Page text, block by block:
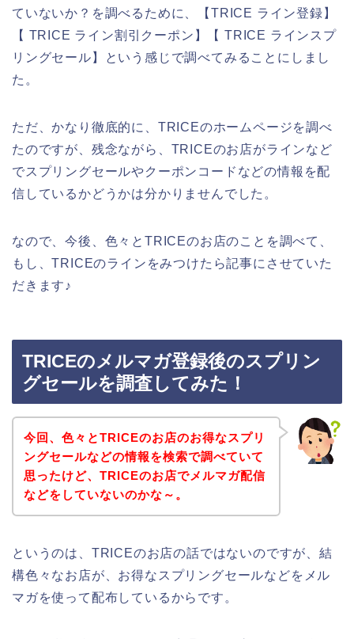
ていないか？を調べるために、【TRICE ライン登録】
【 TRICE ライン割引クーポン】【 TRICE ラインスプ
リングセール】という感じで調べてみることにしまし
た。
ただ、かなり徹底的に、TRICEのホームページを調べ
たのですが、残念ながら、TRICEのお店がラインなど
でスプリングセールやクーポンコードなどの情報を配
信しているかどうかは分かりませんでした。
なので、今後、色々とTRICEのお店のことを調べて、
もし、TRICEのラインをみつけたら記事にさせていた
だきます♪
TRICEのメルマガ登録後のスプリン
グセールを調査してみた！
今回、色々とTRICEのお店のお得なスプリ
ングセールなどの情報を検索で調べていて
思ったけど、TRICEのお店でメルマガ配信
などをしていないのかな～。
というのは、TRICEのお店の話ではないのですが、結
構色々なお店が、お得なスプリングセールなどをメル
マガを使って配布しているからです。